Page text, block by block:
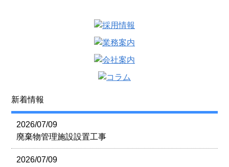
新着情報
2026/07/09
廃棄物管理施設設置工事
2026/07/09